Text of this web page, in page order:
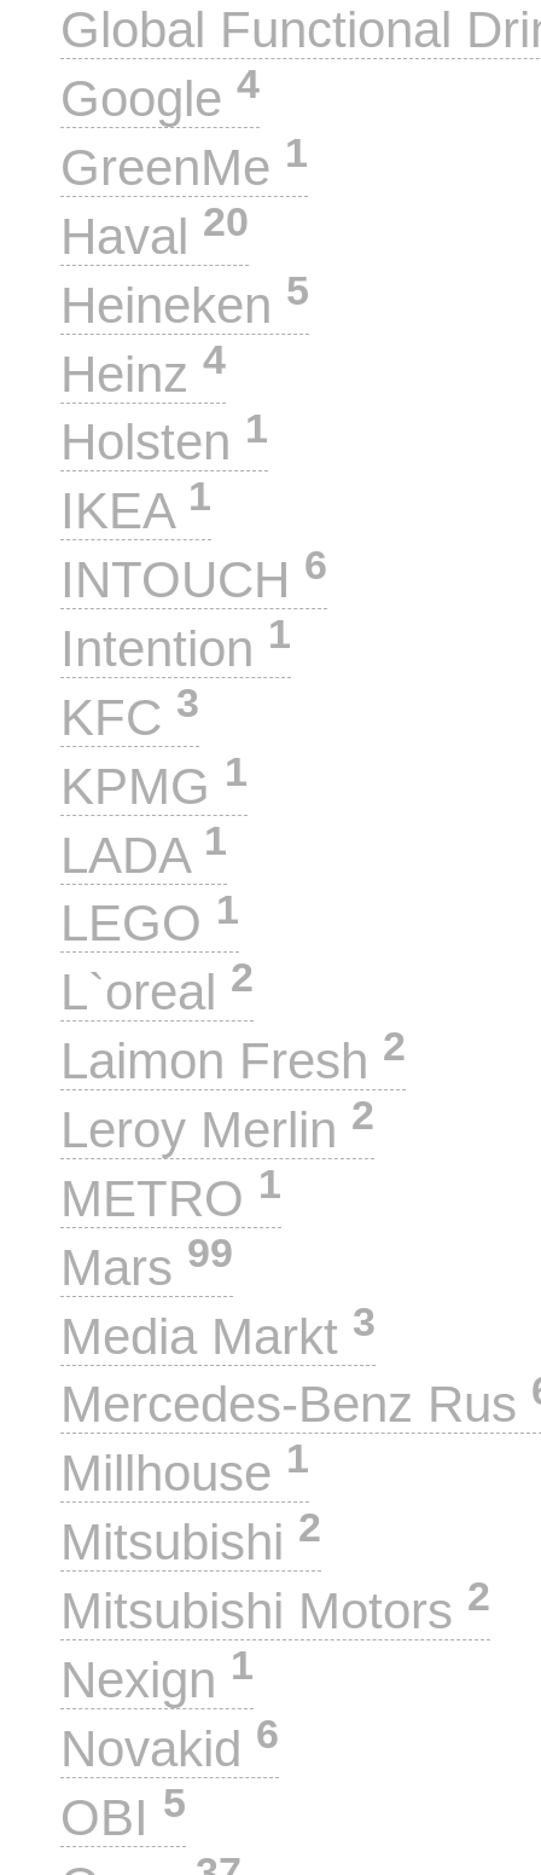
Global Functional
Google 4
GreenMe 1
Haval 20
Heineken 5
Heinz 4
Holsten 1
IKEA 1
INTOUCH 6
Intention 1
KFC 3
KPMG 1
LADA 1
LEGO 1
L`oreal 2
Laimon Fresh 2
Leroy Merlin 2
METRO 1
Mars 99
Media Markt 3
Mercedes-Benz Rus
Millhouse 1
Mitsubishi 2
Mitsubishi Motors 2
Nexign 1
Novakid 6
OBI 5